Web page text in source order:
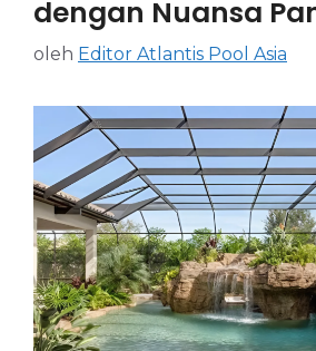
dengan Nuansa
oleh Editor Atlantis Pool Asia